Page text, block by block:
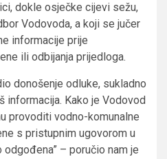
dokle osječke cijevi sežu,
Vodovoda, a koji se jučer
informacije prije
ili odbijanja prijedloga.
donošenje odluke, sukladno
informacija. Kako je Vodovod
provoditi vodno-komunalne
s pristupnim ugovorom u
odgođena” – poručio nam je